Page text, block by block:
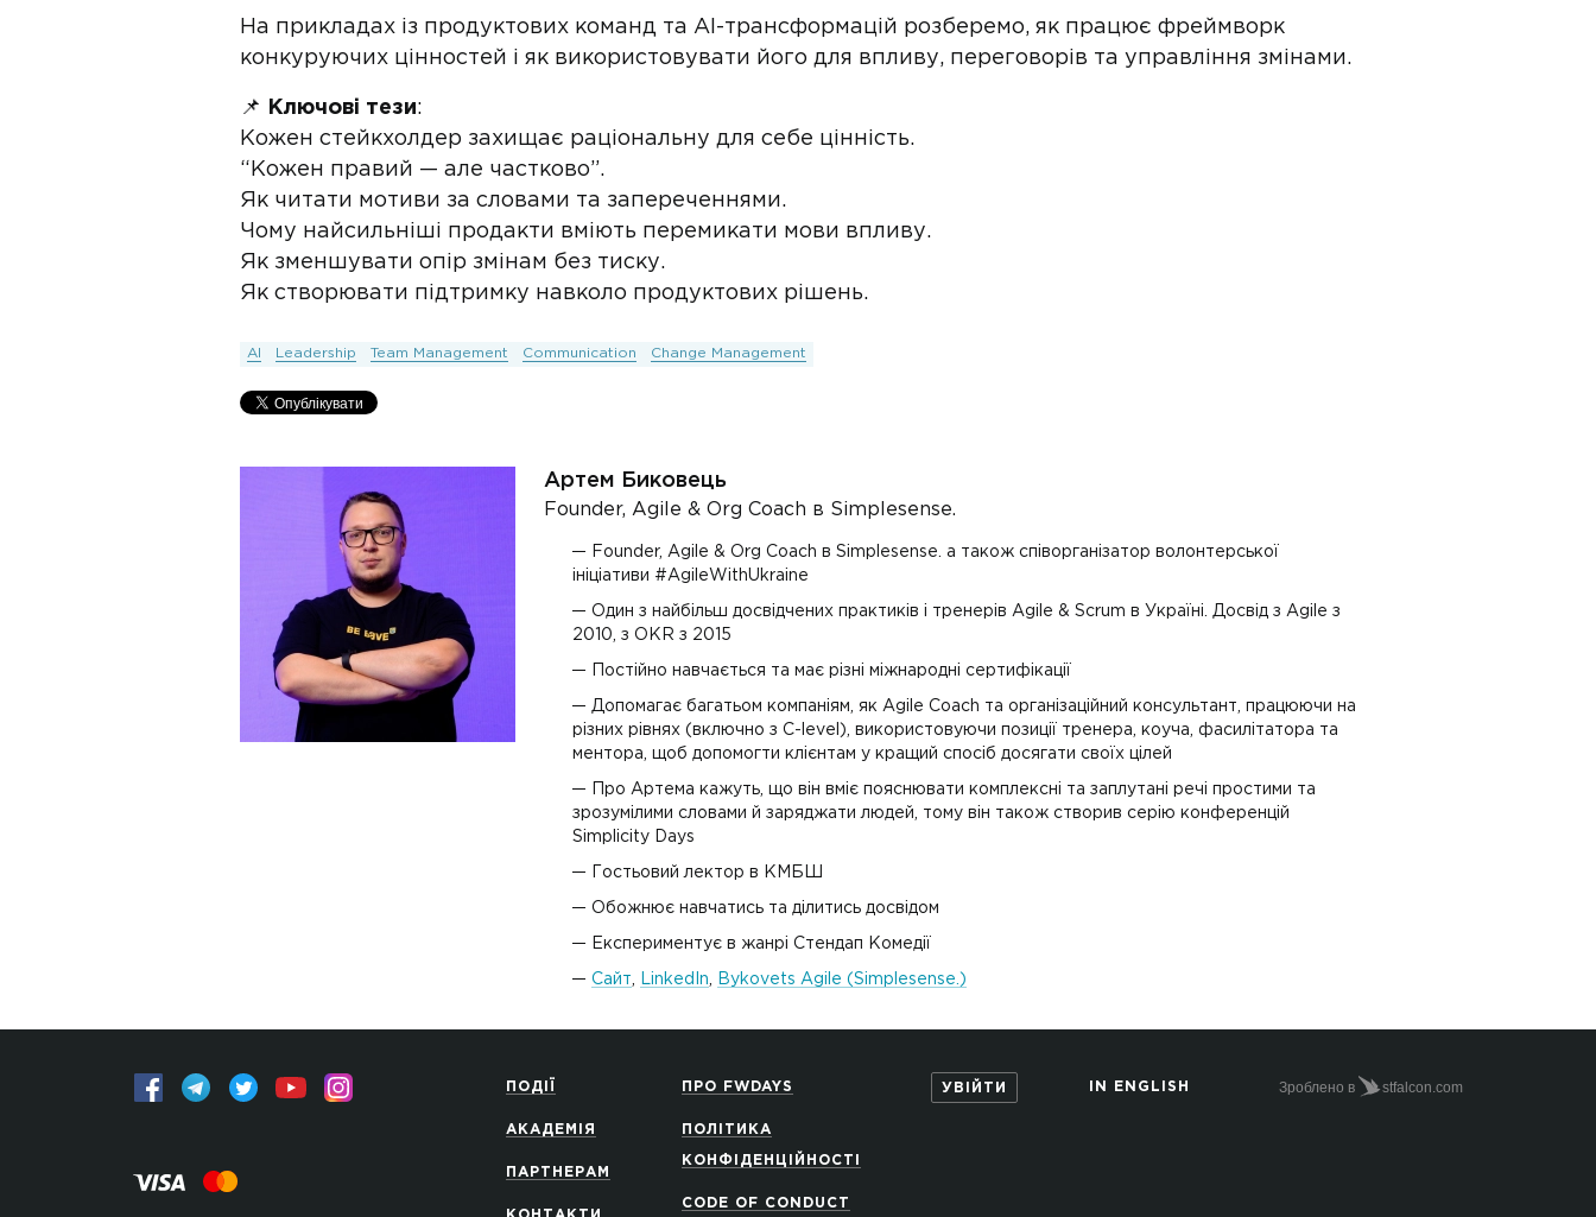
На прикладах із продуктових команд та AI-трансформацій розберемо, як працює фреймворк
конкуруючих цінностей і як використовувати його для впливу, переговорів та управління змінами.
📌 Ключові тези:
Кожен стейкхолдер захищає раціональну для себе цінність.
“Кожен правий — але частково”.
Як читати мотиви за словами та запереченнями.
Чому найсильніші продакти вміють перемикати мови впливу.
Як зменшувати опір змінам без тиску.
Як створювати підтримку навколо продуктових рішень.
AI Leadership Team Management Communication Change Management
Артем Биковець
Founder, Agile & Org Coach в Simplesense.
Founder, Agile & Org Coach в Simplesense. а також співорганізатор волонтерської
ініціативи #AgileWithUkraine
Один з найбільш досвідчених практиків і тренерів Agile & Scrum в Україні. Досвід з Agile з
2010, з OKR з 2015
Постійно навчається та має різні міжнародні сертифікації
Допомагає багатьом компаніям, як Agile Coach та організаційний консультант, працюючи на
різних рівнях (включно з C-level), використовуючи позиції тренера, коуча, фасилітатора та
ментора, щоб допомогти клієнтам у кращий спосіб досягати своїх цілей
Про Артема кажуть, що він вміє пояснювати комплексні та заплутані речі простими та
зрозумілими словами й заряджати людей, тому він також створив серію конференцій
Simplicity Days
Гостьовий лектор в КМБШ
Обожнює навчатись та ділитись досвідом
Експериментує в жанрі Стендап Комедії
Сайт LinkedIn Bykovets Agile (Simplesense.)
ПОДІЇ
АКАДЕМІЯ
ПАРТНЕРАМ
ПРО FWDAYS
ПОЛІТИКА
КОНФІДЕНЦІЙНОСТІ
CODE OF CONDUCT
УВІЙТИ IN ENGLISH Зроблено в stfalcon.com